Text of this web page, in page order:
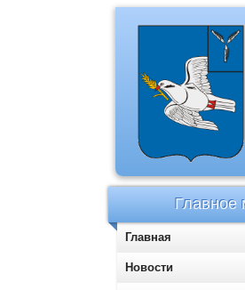
Главное
Главная
Новости